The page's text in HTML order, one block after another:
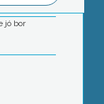
jó bor